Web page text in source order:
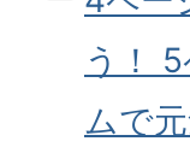
う！
ムで